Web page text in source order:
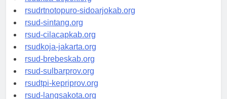
rsudksa-depok.org
rsudrtnotopuro-sidoarjokab.org
rsud-sintang.org
rsud-cilacapkab.org
rsudkoja-jakarta.org
rsud-brebeskab.org
rsud-sulbarprov.org
rsudtpi-kepriprov.org